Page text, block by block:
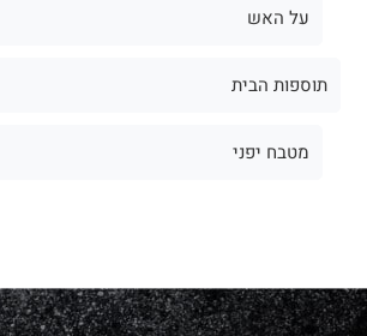
על האש
תוספות הבית
מטבח יפני